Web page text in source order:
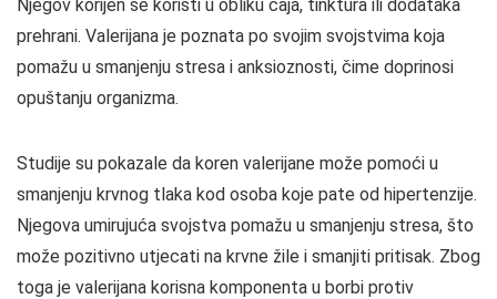
Njegov korijen se koristi u obliku čaja, tinktura ili dodataka
prehrani. Valerijana je poznata po svojim svojstvima koja
pomažu u smanjenju stresa i anksioznosti, čime doprinosi
opuštanju organizma.
Studije su pokazale da koren valerijane može pomoći u
smanjenju krvnog tlaka kod osoba koje pate od hipertenzije.
Njegova umirujuća svojstva pomažu u smanjenju stresa, što
može pozitivno utjecati na krvne žile i smanjiti pritisak. Zbog
toga je valerijana korisna komponenta u borbi protiv